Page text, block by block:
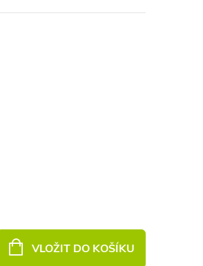
VLOŽIT DO KOŠÍKU